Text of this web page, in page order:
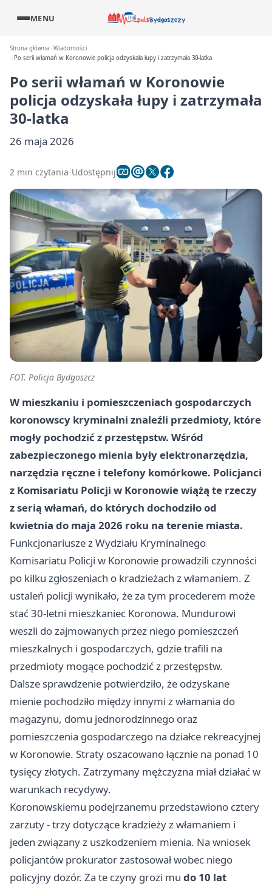
MENU
Strona główna Wiadomości
Po serii włamań w Koronowie policja odzyskała łupy i zatrzymała 30-latka
Po serii włamań w Koronowie
policja odzyskała łupy i zatrzymała
30-latka
26 maja 2026
2 min czytania Udostępnij
FOT. Policja Bydgoszcz
W mieszkaniu i pomieszczeniach gospodarczych
koronowscy kryminalni znaleźli przedmioty, które
mogły pochodzić z przestępstw. Wśród
zabezpieczonego mienia były elektronarzędzia,
narzędzia ręczne i telefony komórkowe. Policjanci
z Komisariatu Policji w Koronowie wiążą te rzeczy
z serią włamań, do których dochodziło od
kwietnia do maja 2026 roku na terenie miasta.
Funkcjonariusze z Wydziału Kryminalnego
Komisariatu Policji w Koronowie prowadzili czynności
po kilku zgłoszeniach o kradzieżach z włamaniem. Z
ustaleń policji wynikało, że za tym procederem może
stać 30-letni mieszkaniec Koronowa. Mundurowi
weszli do zajmowanych przez niego pomieszczeń
mieszkalnych i gospodarczych, gdzie trafili na
przedmioty mogące pochodzić z przestępstw.
Dalsze sprawdzenie potwierdziło, że odzyskane
mienie pochodziło między innymi z włamania do
magazynu, domu jednorodzinnego oraz
pomieszczenia gospodarczego na działce rekreacyjnej
w Koronowie. Straty oszacowano łącznie na ponad 10
tysięcy złotych. Zatrzymany mężczyzna miał działać w
warunkach recydywy.
Koronowskiemu podejrzanemu przedstawiono cztery
zarzuty - trzy dotyczące kradzieży z włamaniem i
jeden związany z uszkodzeniem mienia. Na wniosek
policjantów prokurator zastosował wobec niego
policyjny dozór. Za te czyny grozi mu do 10 lat